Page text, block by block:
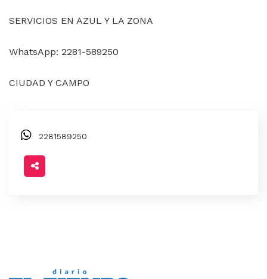
SERVICIOS EN AZUL Y LA ZONA
WhatsApp: 2281-589250
CIUDAD Y CAMPO
2281589250